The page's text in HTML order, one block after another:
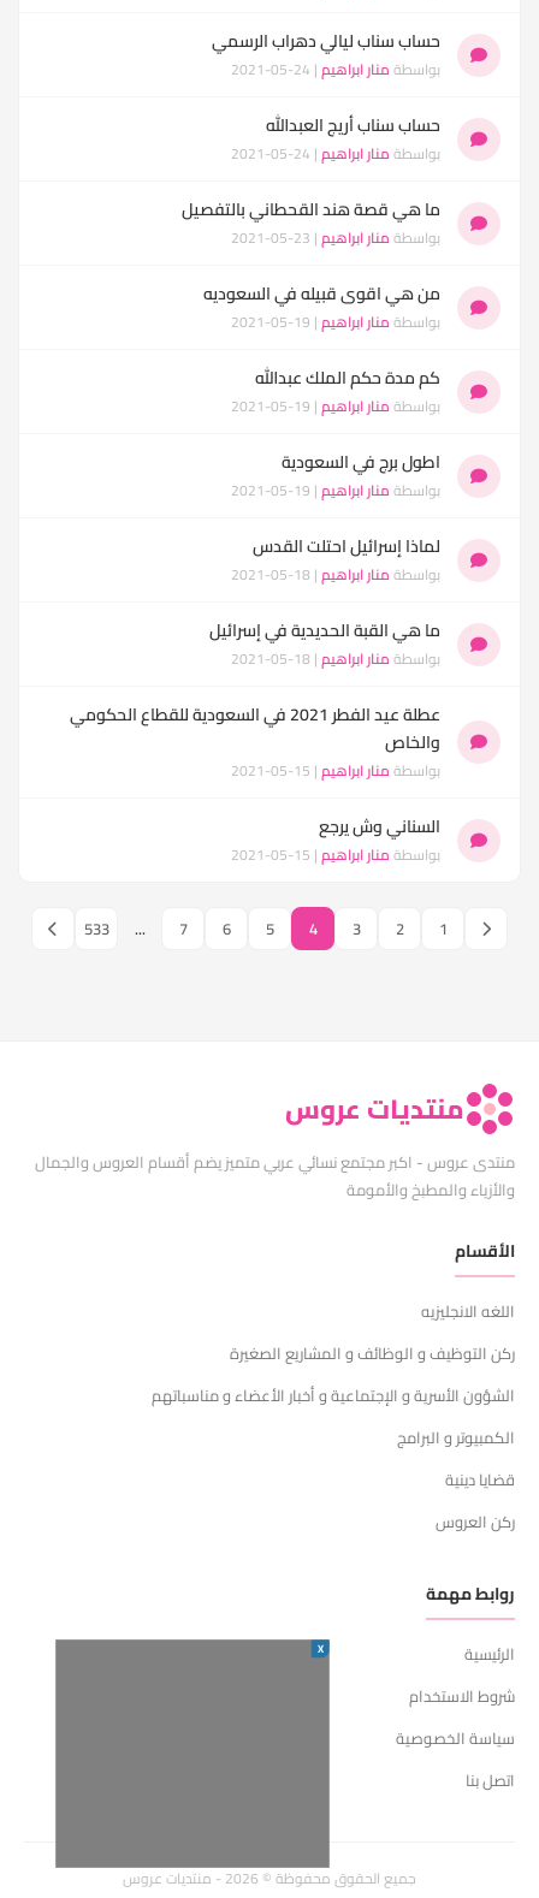
حساب سناب ليالي دهراب الرسمي
بواسطةمنار ابراهيم| 24-05-2021
حساب سناب أريج العبدالله
بواسطةمنار ابراهيم| 24-05-2021
ما هي قصة هند القحطاني بالتفصيل
بواسطةمنار ابراهيم| 23-05-2021
من هي اقوى قبيله في السعوديه
بواسطةمنار ابراهيم| 19-05-2021
كم مدة حكم الملك عبدالله
بواسطةمنار ابراهيم| 19-05-2021
اطول برج في السعودية
بواسطةمنار ابراهيم| 19-05-2021
لماذا إسرائيل احتلت القدس
بواسطةمنار ابراهيم| 18-05-2021
ما هي القبة الحديدية في إسرائيل
بواسطةمنار ابراهيم| 18-05-2021
عطلة عيد الفطر 2021 في السعودية للقطاع الحكومي
والخاص
بواسطةمنار ابراهيم| 15-05-2021
السناني وش يرجع
بواسطةمنار ابراهيم| 15-05-2021
1
2
3
4
5
6
7
...
533
منتديات عروس
منتدى عروس - اكبر مجتمع نسائي عربي متميز يضم أقسام العروس والجمال
والأزياء والمطبخ والأمومة
الأقسام
اللغه الانجليزيه
ركن التوظيف و الوظائف و المشاريع الصغيرة
الشؤون الأسرية و الإجتماعية و أخبار الأعضاء و مناسباتهم
الكمبيوتر و البرامج
قضايا دينية
ركن العروس
روابط مهمة
الرئيسية
شروط الاستخدام
سياسة الخصوصية
اتصل بنا
جميع الحقوق محفوظة © 2026 - منتديات عروس
X